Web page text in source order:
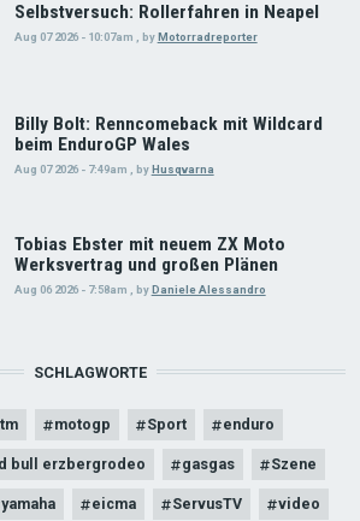
Selbstversuch: Rollerfahren in Neapel
Aug 07 2026 - 10:07am , by Motorradreporter
Billy Bolt: Renncomeback mit Wildcard
beim EnduroGP Wales
Aug 07 2026 - 7:49am byHusqvarna
Tobias Ebster mit neuem ZX Moto
Werksvertrag und großen Plänen
Aug 06 2026 - 7:58am , by Daniele Alessandro
SCHLAGWORTE
motogp Sport enduro
bull erzbergrodeo gasgas Szene
yamaha eicma ServusTV video